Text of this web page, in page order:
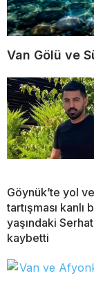
Van Gölü ve
Göynük’te yol
tartışması kanlı
yaşındaki Serhat
kaybetti